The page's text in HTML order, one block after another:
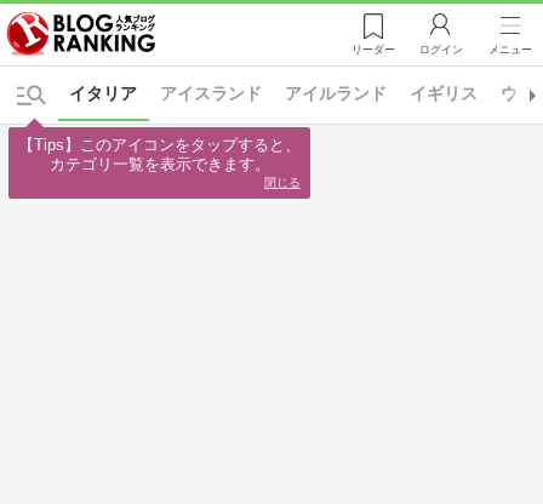
リーダー ログイン メニュー
アイスランド アイルランド イギリス
イタリア ウク
【Tips】このアイコンをタップすると、
カテゴリ一覧を表示できます。
閉じる